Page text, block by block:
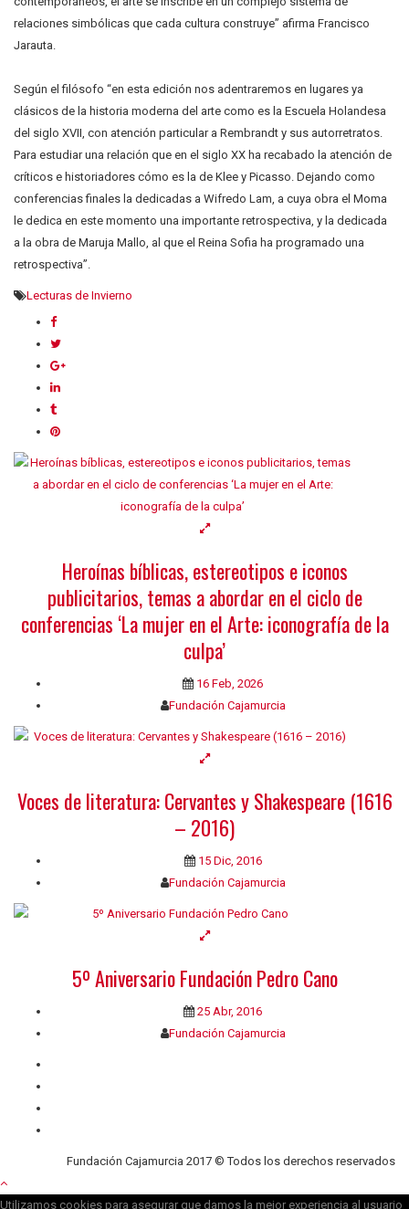
relaciones simbólicas que cada cultura construye” afirma Francisco
Jarauta.
Según el filósofo “en esta edición nos adentraremos en lugares ya
clásicos de la historia moderna del arte como es la Escuela Holandesa
del siglo XVII, con atención particular a Rembrandt y sus autorretratos.
Para estudiar una relación que en el siglo XX ha recabado la atención de
críticos e historiadores cómo es la de Klee y Picasso. Dejando como
conferencias finales la dedicadas a Wifredo Lam, a cuya obra el Moma
le dedica en este momento una importante retrospectiva, y la dedicada
a la obra de Maruja Mallo, al que el Reina Sofia ha programado una
retrospectiva”.
Lecturas de Invierno
Heroínas bíblicas, estereotipos e iconos
publicitarios, temas a abordar en el ciclo de
conferencias ‘La mujer en el Arte: iconografía de la
culpa’
16 Feb, 2026
Fundación Cajamurcia
Voces de literatura: Cervantes y Shakespeare (1616
– 2016)
15 Dic, 2016
Fundación Cajamurcia
5º Aniversario Fundación Pedro Cano
25 Abr, 2016
Fundación Cajamurcia
Fundación Cajamurcia 2017 © Todos los derechos reservados
Utilizamos cookies para asegurar que damos la mejor experiencia al usuario